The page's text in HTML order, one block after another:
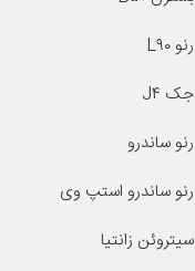
رنو L۹۰
جک J۴
رنو ساندرو
رنو ساندرو استپ وی
سیتروئن زانتیا